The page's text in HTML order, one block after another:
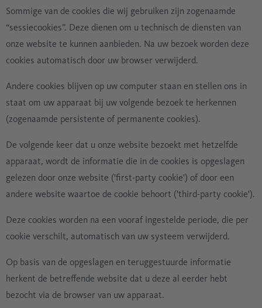
Sommige van de cookies die wij gebruiken zijn zogenaamde
“sessiecookies”. Deze dienen om u technisch de diensten van
onze website te kunnen aanbieden. Na uw bezoek worden deze
cookies automatisch door uw browser verwijderd.
Andere cookies blijven op uw computer staan en stellen ons in
staat om uw apparaat bij uw volgende bezoek te herkennen
(zogenaamde persistente of permanente cookies).
De volgende keer dat u onze website bezoekt met hetzelfde
apparaat, wordt de informatie die in de cookies is opgeslagen
gelezen door onze website ('first-party cookie') of door een
andere website waartoe de cookie behoort ('third-party cookie').
Deze cookies worden na een vooraf ingestelde periode, die per
cookie verschilt, automatisch van uw systeem verwijderd.
Op basis van de opgeslagen en teruggestuurde informatie
herkent de betreffende website dat u deze al eerder hebt
bezocht via de browser van uw apparaat.